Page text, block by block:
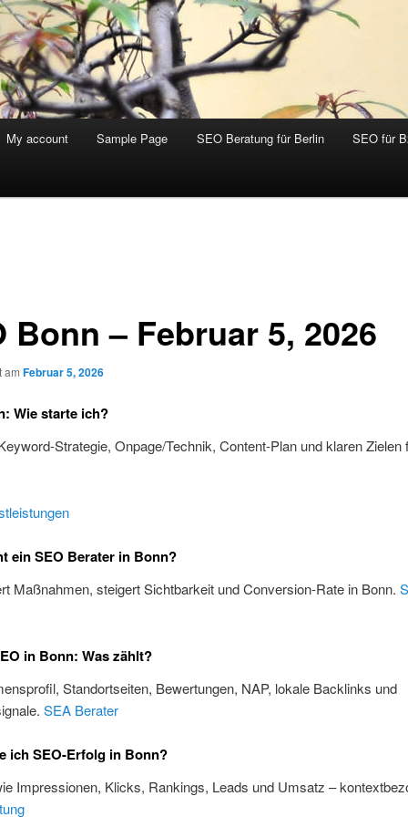
My account Sample Page SEO Beratung für Berlin SEO für
Bonn – Februar 5, 2026
am Februar 5, 2026
Wie starte ich?
Strategie, Onpage/Technik, Content-Plan und klaren Zielen
ein SEO Berater in Bonn?
Maßnahmen, steigert Sichtbarkeit und Conversion-Rate in Bonn.
in Bonn: Was zählt?
Standortseiten, Bewertungen, NAP, lokale Backlinks und
SEA Berater
ich SEO-Erfolg in Bonn?
Impressionen, Klicks, Rankings, Leads und Umsatz –